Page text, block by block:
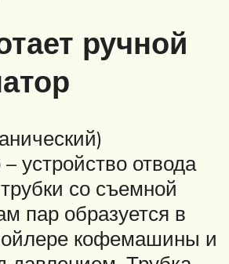
ручной
устройство отвода
со съемной
пар образуется в
кофемашины и